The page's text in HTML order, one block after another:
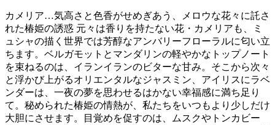
カメリア…気高さと色香がせめぎあう、メロウな花々に託さ
れた椿姫の誘惑 元々は香りを持たない花・カメリアも、ミ
ュシャの描く世界では芳醇なアンバリーフローラルに匂い立
ちます。ベルガモットとマンダリンの軽やかなトップノート
を束ねるのは、イランイランのビターな甘み。そこから次々
と浮かび上がるオリエンタルなジャスミン、アイリスにラベ
ンダーは、一夜の夢を思わせるはかない幸福感に満ち足り
て。秘められた椿姫の情熱が、私たちをいつもより少しだけ
大胆にさせます。目覚めを促すのは、ムスクやトンカビー